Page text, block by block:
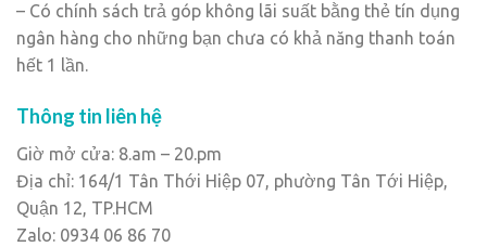
– Có chính sách trả góp không lãi suất bằng thẻ tín dụng
ngân hàng cho những bạn chưa có khả năng thanh toán
hết 1 lần.
Thông tin liên hệ
Giờ mở cửa: 8.am – 20.pm
Địa chỉ: 164/1 Tân Thới Hiệp 07, phường Tân Tới Hiệp,
Quận 12, TP.HCM
Zalo: 0934 06 86 70